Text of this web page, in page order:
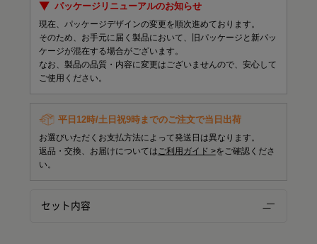
パッケージリニューアルのお知らせ
現在、パッケージデザインの変更を順次進めております。
そのため、お手元に届く製品において、旧パッケージと新パッ
ケージが混在する場合がございます。
なお、製品の品質・内容に変更はございませんので、安心して
ご使用ください。
平日12時/土日祝9時までのご注文で当日出荷
お選びいただくお支払方法によって発送日は異なります。
返品・交換、お届けについてはご利用ガイド >をご確認くださ
い。
セット内容